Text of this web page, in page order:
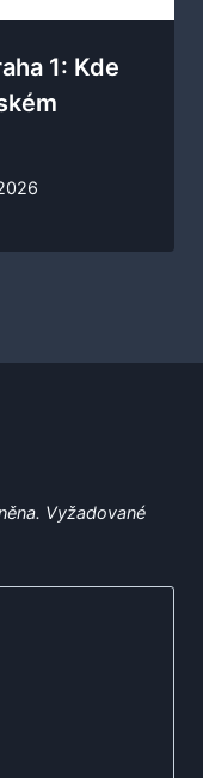
1: Kde
Vyžadované